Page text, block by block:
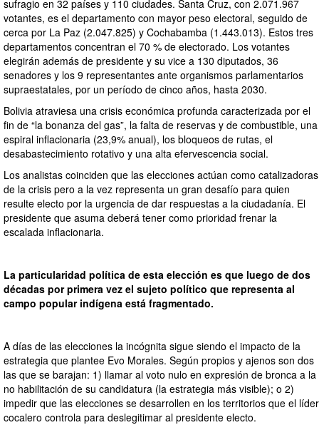
sufragio en 32 países y 110 ciudades. Santa Cruz, con 2.071.967
votantes, es el departamento con mayor peso electoral, seguido de
cerca por La Paz (2.047.825) y Cochabamba (1.443.013). Estos tres
departamentos concentran el 70 % de electorado. Los votantes
elegirán además de presidente y su vice a 130 diputados, 36
senadores y los 9 representantes ante organismos parlamentarios
supraestatales, por un período de cinco años, hasta 2030.
Bolivia atraviesa una crisis económica profunda caracterizada por el
fin de “la bonanza del gas”, la falta de reservas y de combustible, una
espiral inflacionaria (23,9% anual), los bloqueos de rutas, el
desabastecimiento rotativo y una alta efervescencia social.
Los analistas coinciden que las elecciones actúan como catalizadoras
de la crisis pero a la vez representa un gran desafío para quien
resulte electo por la urgencia de dar respuestas a la ciudadanía. El
presidente que asuma deberá tener como prioridad frenar la
escalada inflacionaria.
La particularidad política de esta elección es que luego de dos
décadas por primera vez el sujeto político que representa al
campo popular indígena está fragmentado.
A días de las elecciones la incógnita sigue siendo el impacto de la
estrategia que plantee Evo Morales. Según propios y ajenos son dos
las que se barajan: 1) llamar al voto nulo en expresión de bronca a la
no habilitación de su candidatura (la estrategia más visible); o 2)
impedir que las elecciones se desarrollen en los territorios que el líder
cocalero controla para deslegitimar al presidente electo.